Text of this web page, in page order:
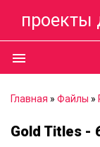
проекты
menu
Главная » Файлы »
Gold Titles -